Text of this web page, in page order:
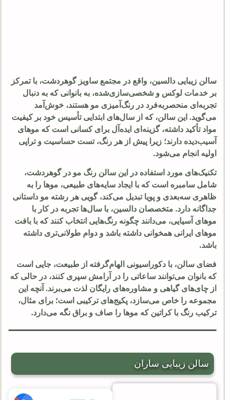
سالن زیبایی دالسین، واقع در مجتمع ساویز گوهردشت، با تمرکز
بر خدمات لوکس و شخصی‌سازی‌شده، به بانوانی که به دنبال
تجربه‌ای منحصربه‌فرد در رنگ‌آمیزی مو هستند، خوش‌آمد
می‌گوید. این سالن، که از سال‌های ابتدایی تأسیس خود بر کیفیت
مواد تأکید داشته، گزینه‌ای ایده‌آل برای کسانی است که موهای
آسیب‌دیده دارند؛ زیرا پیش از هر رنگ، تست حساسیت و تراپی
اولیه انجام می‌شود.
تکنیک‌های مورد استفاده در این سالن رنگ مو در گوهردشت،
شامل سامبره است که با ایجاد سایه‌های طبیعی، موها را به
ظاهری سه‌بعدی و پویا تبدیل می‌کند، گویی هر رشته مو داستانی
جداگانه دارد. متخصصان دالسین، با سال‌ها تجربه در کار با
موهای آسیایی، می‌دانند چگونه رنگ‌هایی انتخاب کنند که با بافت
موهای ایرانی همخوانی داشته باشد و دوام طولانی‌تری داشته
باشد.
فضای سالن، با دکوراسیونی الهام‌گرفته از طبیعت، جایی است
که بانوان می‌توانند ساعاتی را در آرامش سپری کنند، در حالی که
از چای‌های گیاهی و مشاوره‌های رایگان لذت می‌برند. آنچه این
مجموعه را خاص می‌سازد، پکیج‌های ترکیبی است؛ برای مثال،
ترکیب رنگ با کراتین که موها را صاف و براق نگه می‌دارد.
سالن زیبایی ساران